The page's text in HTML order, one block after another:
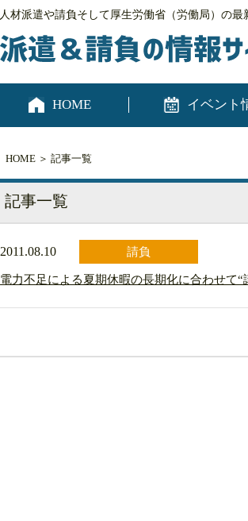
人材派遣や請負そして厚生労働省（労働局）の最
HOME イベント
HOME ＞ 記事一覧
記事一覧
2011.08.10 請負
電力不足による夏期休暇の長期化に合わせて“